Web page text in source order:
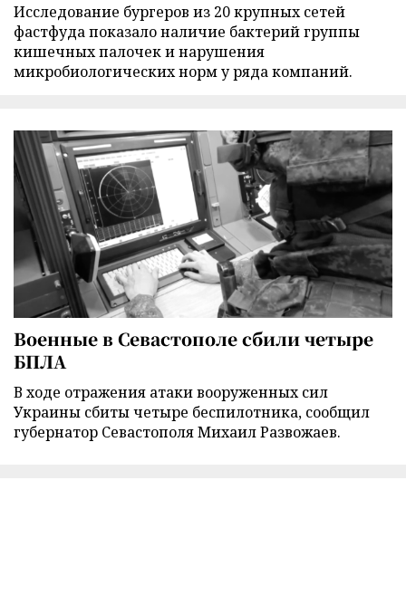
Исследование бургеров из 20 крупных сетей
фастфуда показало наличие бактерий группы
кишечных палочек и нарушения
микробиологических норм у ряда компаний.
Военные в Севастополе сбили четыре
БПЛА
В ходе отражения атаки вооруженных сил
Украины сбиты четыре беспилотника, сообщил
губернатор Севастополя Михаил Развожаев.